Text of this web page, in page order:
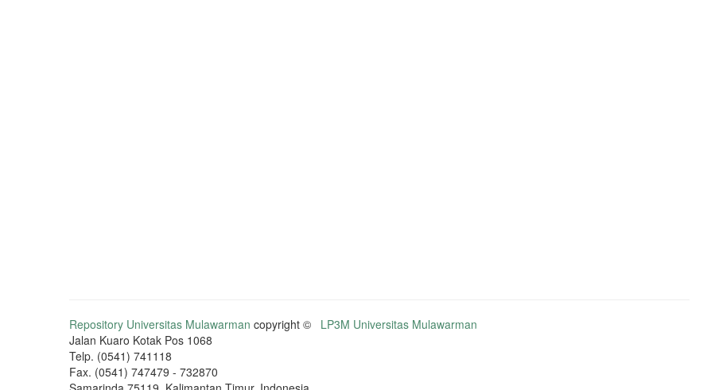
Repository Universitas Mulawarman copyright © LP3M Universitas Mulawarman
Jalan Kuaro Kotak Pos 1068
Telp. (0541) 741118
Fax. (0541) 747479 - 732870